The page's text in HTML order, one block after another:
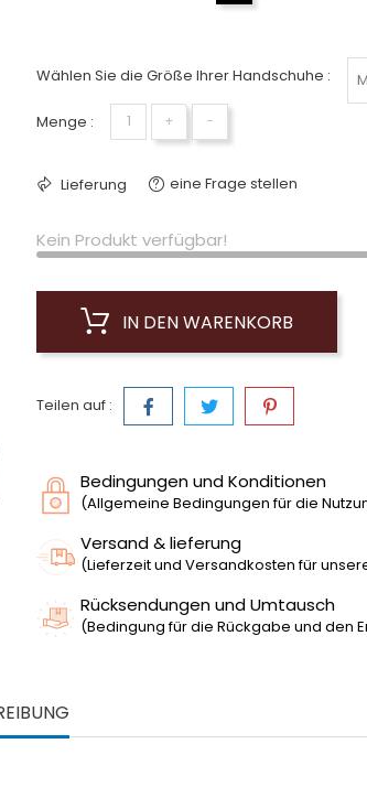
Wählen Sie die Größe Ihrer Handschuhe :
Menge : + −
Lieferung eine Frage stellen
Kein Produkt verfügbar!
IN DEN WARENKORB
Teilen auf :
Bedingungen und Konditionen
(Allgemeine Bedingungen für die
Versand & lieferung
(Lieferzeit und Versandkosten für
Rücksendungen und Umtausch
(Bedingung für die Rückgabe und den